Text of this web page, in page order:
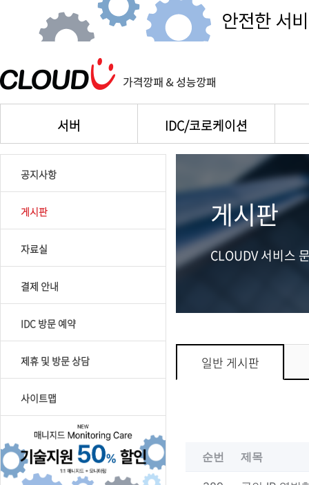
서버 IDC/코로케이션
공지사항
게시판
자료실
결제 안내
IDC 방문 예약
제휴 및 방문 상담
사이트맵
게시판
CLOUDV 서비스
일반 게시판